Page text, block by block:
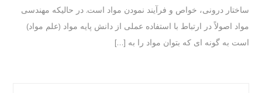
درونی، خواص و فرآیند نمودن مواد است. در حالیکه مهندسی
اصولاً در ارتباط با استفاده عملی از دانش پایه مواد (علم مواد)
به گونه ای که بتوان مواد را به […]